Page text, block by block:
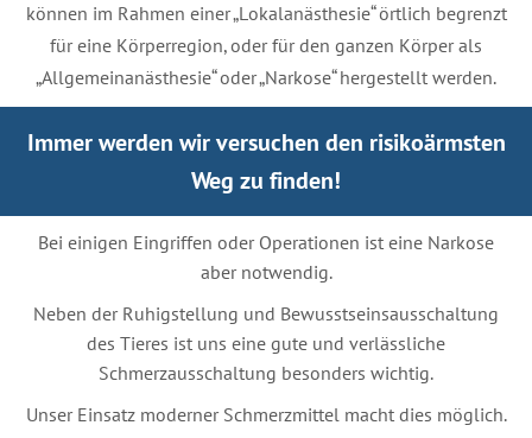
können im Rahmen einer „Lokalanästhesie“ örtlich begrenzt
für eine Körperregion, oder für den ganzen Körper als
„Allgemeinanästhesie“ oder „Narkose“ hergestellt werden.
Immer werden wir versuchen den risikoärmsten
Weg zu finden!
Bei einigen Eingriffen oder Operationen ist eine Narkose
aber notwendig.
Neben der Ruhigstellung und Bewusstseinsausschaltung
des Tieres ist uns eine gute und verlässliche
Schmerzausschaltung besonders wichtig.
Unser Einsatz moderner Schmerzmittel macht dies möglich.